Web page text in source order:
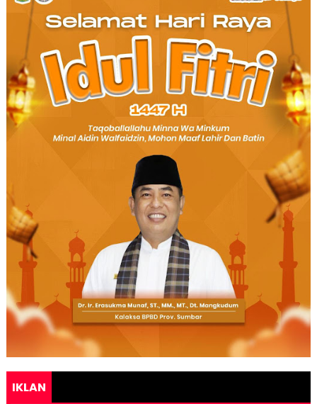
IKLAN